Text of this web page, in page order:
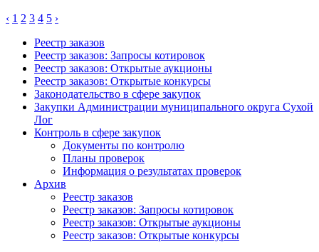
‹ 1 2 3 4 5 ›
Реестр заказов
Реестр заказов: Запросы котировок
Реестр заказов: Открытые аукционы
Реестр заказов: Открытые конкурсы
Законодательство в сфере закупок
Закупки Администрации муниципального округа Сухой
Лог
Контроль в сфере закупок
Документы по контролю
Планы проверок
Информация о результатах проверок
Архив
Реестр заказов
Реестр заказов: Запросы котировок
Реестр заказов: Открытые аукционы
Реестр заказов: Открытые конкурсы